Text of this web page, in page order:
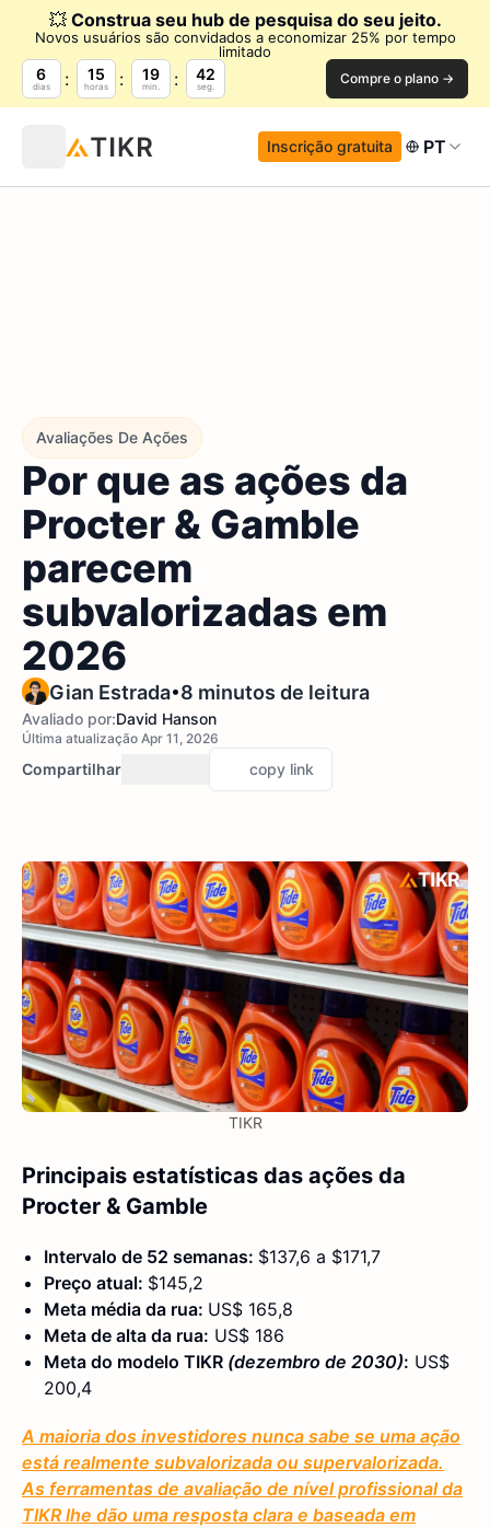
💥 Construa seu hub de pesquisa do seu jeito.
Novos usuários são convidados a economizar 25% por tempo
limitado
6
dias
15
horas
19
min.
41
seg. Compre o plano →
Inscrição gratuita PT
Avaliações De Ações
Por que as ações da
Procter & Gamble
parecem
subvalorizadas em
2026
Gian Estrada•8 minutos de leitura
Avaliado por:David Hanson
Última atualização Apr 11, 2026
Compartilhar copy link
TIKR
Principais estatísticas das ações da
Procter & Gamble
Intervalo de 52 semanas: $137,6 a $171,7
Preço atual: $145,2
Meta média da rua: US$ 165,8
Meta de alta da rua: US$ 186
Meta do modelo TIKR (dezembro de 2030): US$
200,4
A maioria dos investidores nunca sabe se uma ação
está realmente subvalorizada ou supervalorizada.
As ferramentas de avaliação de nível profissional da
TIKR lhe dão uma resposta clara e baseada em